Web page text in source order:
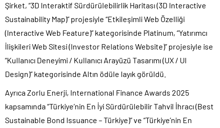
Şirket, “3D Interaktif Sürdürülebilirlik Haritası (3D Interactive
Sustainability Map)” projesiyle “Etkileşimli Web Özelliği
(Interactive Web Feature)” kategorisinde Platinum, “Yatırımcı
İlişkileri Web Sitesi (Investor Relations Website)” projesiyle ise
“Kullanıcı Deneyimi / Kullanıcı Arayüzü Tasarımı (UX / UI
Design)” kategorisinde Altın ödüle layık görüldü.
Ayrıca Zorlu Enerji, International Finance Awards 2025
kapsamında “Türkiye’nin En İyi Sürdürülebilir Tahvil İhracı (Best
Sustainable Bond Issuance – Türkiye)” ve “Türkiye’nin En